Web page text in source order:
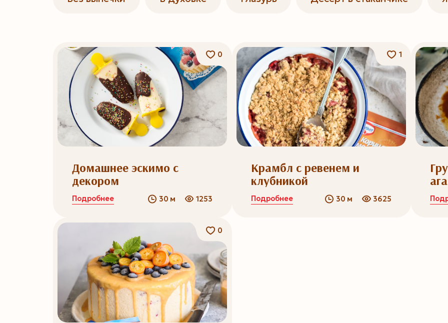
0
Домашнее эскимо с
декором
Подробнее 30 м 1253
1
Крамбл с ревенем и
клубникой
Подробнее 30 м 3625
0